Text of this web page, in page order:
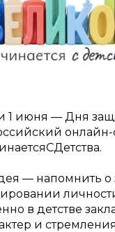
1 июня — Дня
— напомнить о
в детстве
и